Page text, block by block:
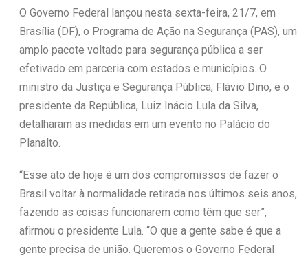
O Governo Federal lançou nesta sexta-feira, 21/7, em
Brasília (DF), o Programa de Ação na Segurança (PAS), um
amplo pacote voltado para segurança pública a ser
efetivado em parceria com estados e municípios. O
ministro da Justiça e Segurança Pública, Flávio Dino, e o
presidente da República, Luiz Inácio Lula da Silva,
detalharam as medidas em um evento no Palácio do
Planalto.
“Esse ato de hoje é um dos compromissos de fazer o
Brasil voltar à normalidade retirada nos últimos seis anos,
fazendo as coisas funcionarem como têm que ser”,
afirmou o presidente Lula. “O que a gente sabe é que a
gente precisa de união. Queremos o Governo Federal